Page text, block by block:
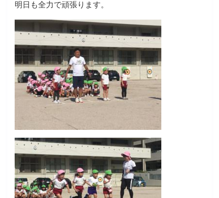
明日も全力で頑張ります。